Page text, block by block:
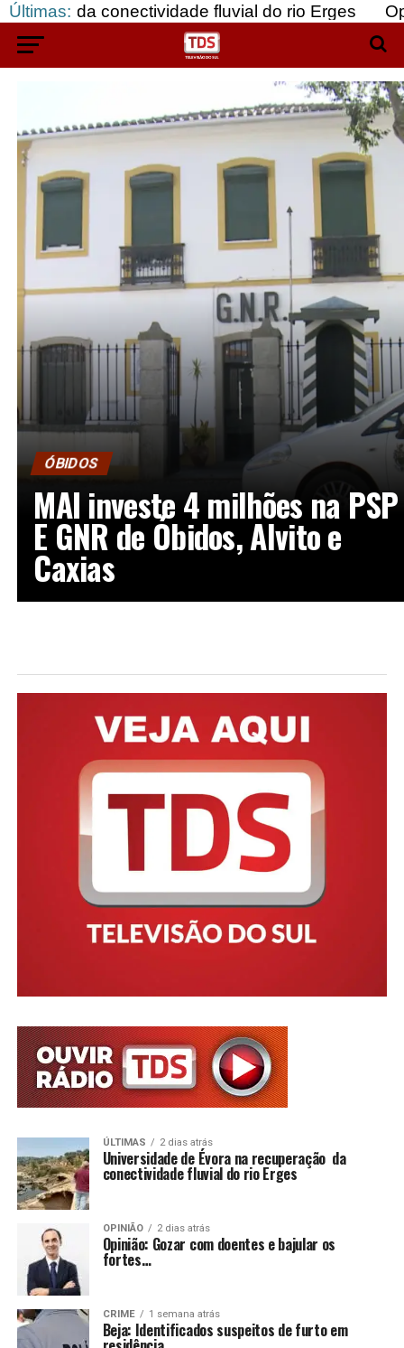
Últimas:
da conectividade fluvial do rio Erges
ÓBIDOS
MAI investe 4 milhões na PSP
E GNR de Óbidos, Alvito e
Caxias
ÚLTIMAS 2 dias atrás
Universidade de Évora na recuperação da
conectividade fluvial do rio Erges
OPINIÃO 2 dias atrás
Opinião: Gozar com doentes e bajular os
fortes…
CRIME 1 semana atrás
Beja: Identificados suspeitos de furto em